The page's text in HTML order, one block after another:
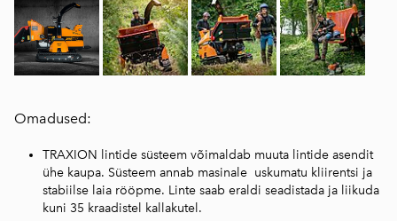
Omadused:
TRAXION lintide süsteem võimaldab muuta lintide asendit
ühe kaupa. Süsteem annab masinale uskumatu kliirentsi ja
stabiilse laia rööpme. Linte saab eraldi seadistada ja liikuda
kuni 35 kraadistel kallakutel.